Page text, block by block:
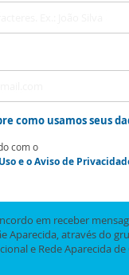
como usamos seus
com o
e oAviso de
em receber
Aparecida, através do
e Rede Aparecida